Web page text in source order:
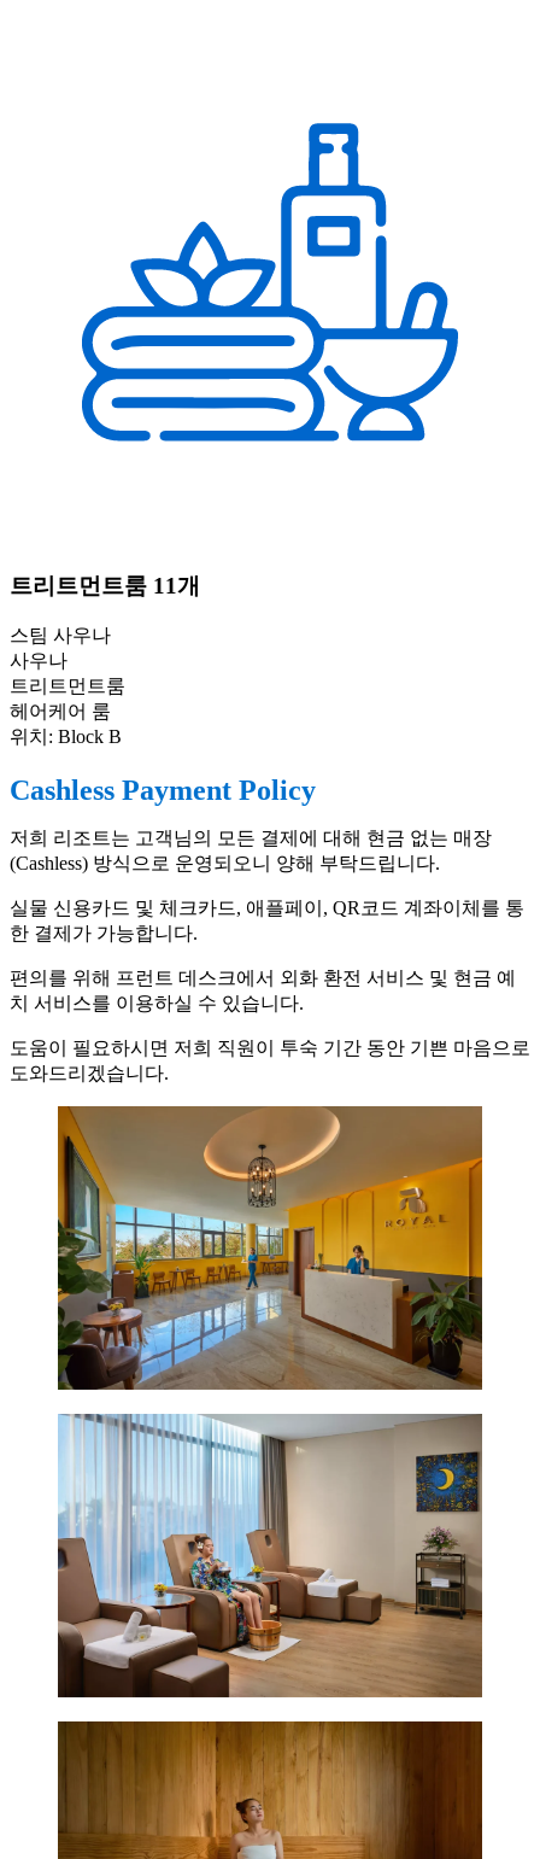
트리트먼트룸 11개
스팀 사우나
사우나
트리트먼트룸
헤어케어 룸
위치: Block B
Cashless Payment Policy
저희 리조트는 고객님의 모든 결제에 대해 현금 없는 매장
(Cashless) 방식으로 운영되오니 양해 부탁드립니다.
실물 신용카드 및 체크카드, 애플페이, QR코드 계좌이체를 통
한 결제가 가능합니다.
편의를 위해 프런트 데스크에서 외화 환전 서비스 및 현금 예
치 서비스를 이용하실 수 있습니다.
도움이 필요하시면 저희 직원이 투숙 기간 동안 기쁜 마음으로
도와드리겠습니다.